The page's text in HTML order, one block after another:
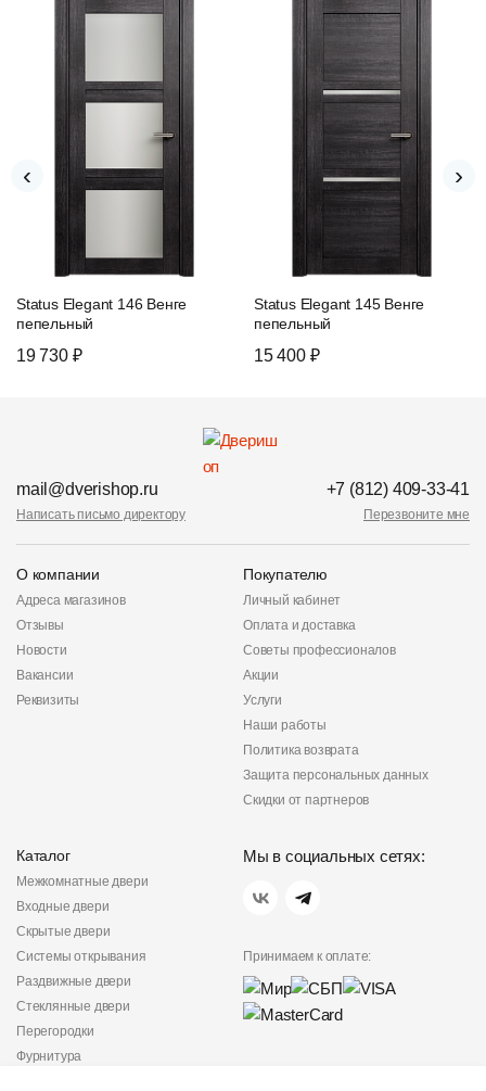
Status Elegant 146 Венге
пепельный
19 730 ₽
Status Elegant 145 Венге
пепельный
15 400 ₽
‹ ›
mail@dverishop.ru
Написать письмо директору
+7 (812) 409-33-41
Перезвоните мне
О компании
Адреса магазинов
Отзывы
Новости
Вакансии
Реквизиты
Покупателю
Личный кабинет
Оплата и доставка
Советы профессионалов
Акции
Услуги
Наши работы
Политика возврата
Защита персональных данных
Скидки от партнеров
Каталог
Межкомнатные двери
Входные двери
Скрытые двери
Системы открывания
Раздвижные двери
Стеклянные двери
Перегородки
Фурнитура
Мы в социальных сетях:
Принимаем к оплате: